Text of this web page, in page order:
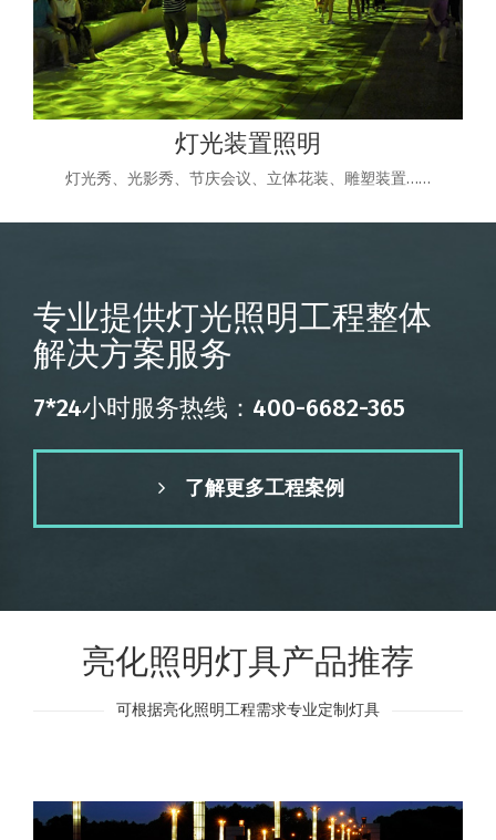
灯光装置照明
灯光秀、光影秀、节庆会议、立体花装、雕塑装置……
专业提供灯光照明工程整体
解决方案服务
7*24小时服务热线：400-6682-365
了解更多工程案例
亮化照明灯具产品推荐
可根据亮化照明工程需求专业定制灯具